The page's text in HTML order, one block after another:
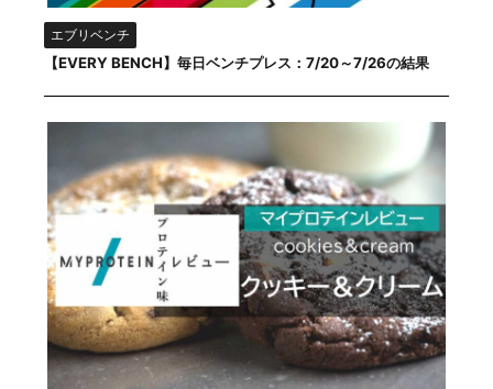
エブリベンチ
【EVERY BENCH】毎日ベンチプレス：7/20～7/26の結果